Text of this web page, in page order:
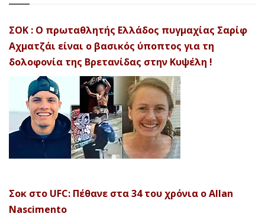
ΣΟΚ : Ο πρωταθλητής Ελλάδος πυγμαχίας Σαρίφ
Αχματζάι είναι ο βασικός ύποπτος για τη
δολοφονία της Βρετανίδας στην Κυψέλη !
Σοκ στο UFC: Πέθανε στα 34 του χρόνια ο Allan
Nascimento